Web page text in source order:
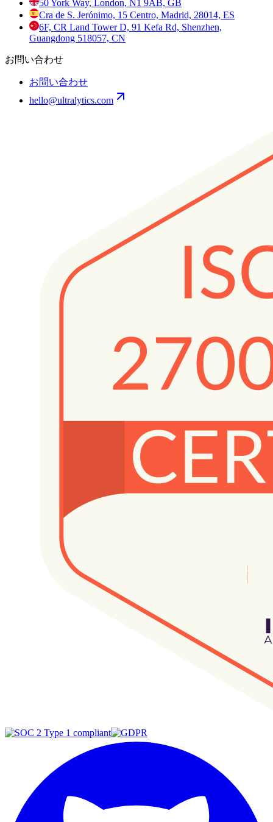
50 York Way, London, N1 9AB, GB
Cra de S. Jerónimo, 15 Centro, Madrid, 28014, ES
6F, CR Land Tower D, 91 Kefa Rd, Shenzhen,
Guangdong 518057, CN
お問い合わせ
お問い合わせ
hello@ultralytics.com